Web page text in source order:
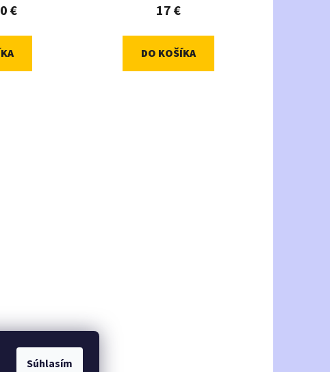
Súhlasím
€ 17 €
DO KOŠÍKA